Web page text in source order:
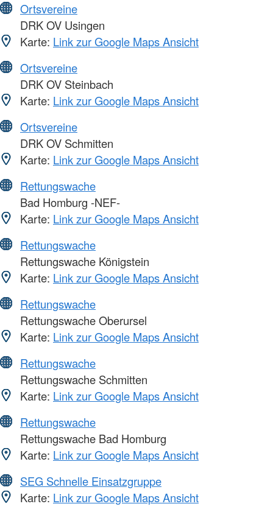
Ortsvereine
DRK OV Usingen
Karte: Link zur Google Maps Ansicht
Ortsvereine
DRK OV Steinbach
Karte: Link zur Google Maps Ansicht
Ortsvereine
DRK OV Schmitten
Karte: Link zur Google Maps Ansicht
Rettungswache
Bad Homburg -NEF-
Karte: Link zur Google Maps Ansicht
Rettungswache
Rettungswache Königstein
Karte: Link zur Google Maps Ansicht
Rettungswache
Rettungswache Oberursel
Karte: Link zur Google Maps Ansicht
Rettungswache
Rettungswache Schmitten
Karte: Link zur Google Maps Ansicht
Rettungswache
Rettungswache Bad Homburg
Karte: Link zur Google Maps Ansicht
SEG Schnelle Einsatzgruppe
Karte: Link zur Google Maps Ansicht